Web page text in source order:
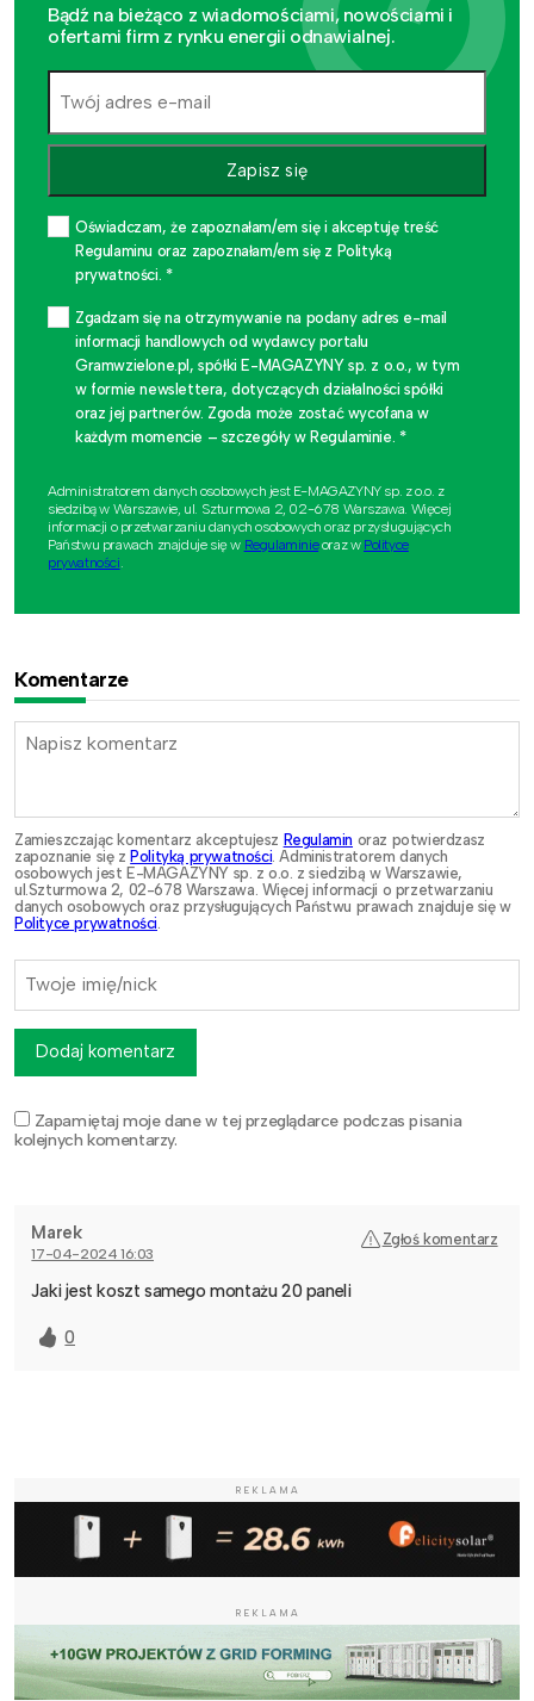
Bądź na bieżąco z wiadomościami, nowościami i
ofertami firm z rynku energii odnawialnej.
Zapisz się
Oświadczam, że zapoznałam/em się i akceptuję treść
Regulaminu oraz zapoznałam/em się z Polityką
prywatności. *
Zgadzam się na otrzymywanie na podany adres e-mail
informacji handlowych od wydawcy portalu
Gramwzielone.pl, spółki E-MAGAZYNY sp. z o.o., w tym
w formie newslettera, dotyczących działalności spółki
oraz jej partnerów. Zgoda może zostać wycofana w
każdym momencie – szczegóły w Regulaminie. *
Administratorem danych osobowych jest E-MAGAZYNY sp. z o.o. z
siedzibą w Warszawie, ul. Szturmowa 2, 02-678 Warszawa. Więcej
informacji o przetwarzaniu danych osobowych oraz przysługujących
Państwu prawach znajduje się w Regulaminieoraz w Polityce
prywatności.
Komentarze
Zamieszczając komentarz akceptujesz Regulamin oraz potwierdzasz
zapoznanie się z Polityką prywatności. Administratorem danych
osobowych jest E-MAGAZYNY sp. z o.o. z siedzibą w Warszawie,
ul.Szturmowa 2, 02-678 Warszawa. Więcej informacji o przetwarzaniu
danych osobowych oraz przysługujących Państwu prawach znajduje się w
Polityce prywatności.
Zapamiętaj moje dane w tej przeglądarce podczas pisania
kolejnych komentarzy.
Dodaj komentarz
Marek
17-04-2024 16:03
Zgłoś komentarz
Jaki jest koszt samego montażu 20 paneli
0
REKLAMA
REKLAMA